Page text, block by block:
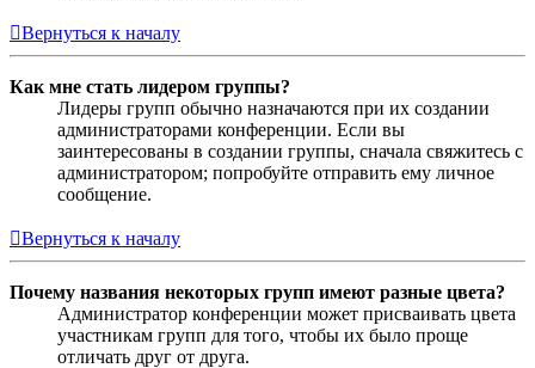
Вернуться к началу
Как мне стать лидером группы?
Лидеры групп обычно назначаются при их создании
администраторами конференции. Если вы
заинтересованы в создании группы, сначала свяжитесь с
администратором; попробуйте отправить ему личное
сообщение.
Вернуться к началу
Почему названия некоторых групп имеют разные цвета?
Администратор конференции может присваивать цвета
участникам групп для того, чтобы их было проще
отличать друг от друга.